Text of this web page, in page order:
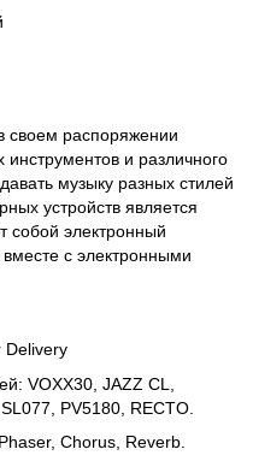
распоряжении
и различного
музыку разных стилей
устройств является
собой электронный
вместе с электронными
Delivery
VOXX30, JAZZ CL,
PV5180, RECTO.
Chorus, Reverb.